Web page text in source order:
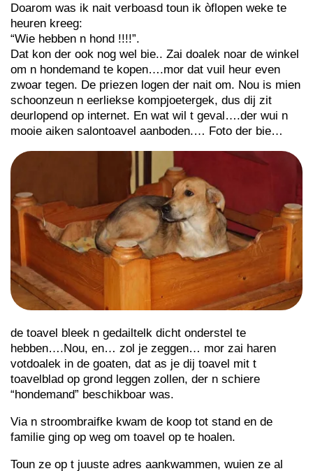
Doarom was ik nait verboasd toun ik òflopen weke te
heuren kreeg:
“Wie hebben n hond !!!!”.
Dat kon der ook nog wel bie.. Zai doalek noar de winkel
om n hondemand te kopen….mor dat vuil heur even
zwoar tegen. De priezen logen der nait om. Nou is mien
schoonzeun n eerliekse kompjoetergek, dus dij zit
deurlopend op internet. En wat wil t geval….der wui n
mooie aiken salontoavel aanboden.… Foto der bie…
de toavel bleek n gedailtelk dicht onderstel te
hebben….Nou, en… zol je zeggen… mor zai haren
votdoalek in de goaten, dat as je dij toavel mit t
toavelblad op grond leggen zollen, der n schiere
“hondemand” beschikboar was.
Via n stroombraifke kwam de koop tot stand en de
familie ging op weg om toavel op te hoalen.
Toun ze op t juuste adres aankwammen, wuien ze al